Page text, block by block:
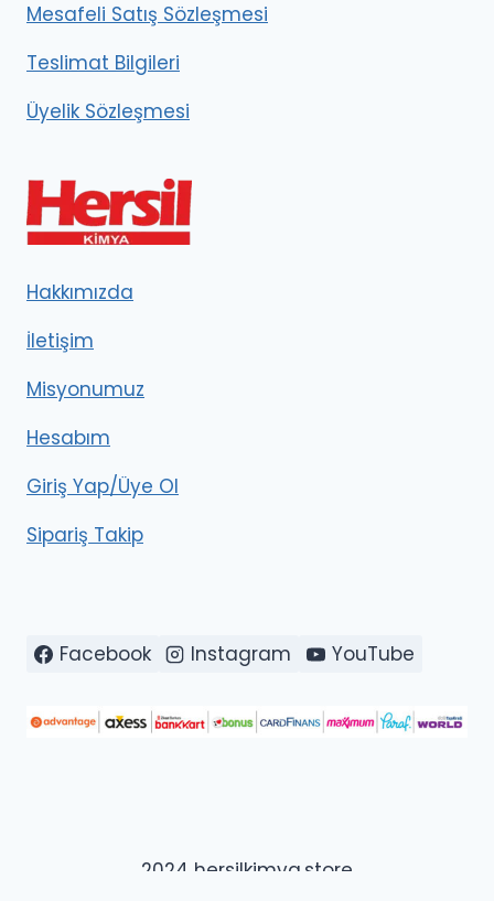
Mesafeli Satış Sözleşmesi
Teslimat Bilgileri
Üyelik Sözleşmesi
Hakkımızda
İletişim
Misyonumuz
Hesabım
Giriş Yap/Üye Ol
Sipariş Takip
Facebook Instagram YouTube
2024 hersilkimya.store